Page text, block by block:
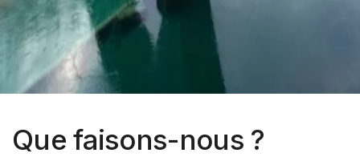
Que faisons-nous ?